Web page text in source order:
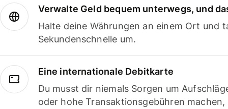
Verwalte Geld bequem unterwegs, und
Halte deine Währungen an einem Ort und
Sekundenschnelle um.
Eine internationale Debitkarte
Du musst dir niemals Sorgen um
oder hohe Transaktionsgebühren